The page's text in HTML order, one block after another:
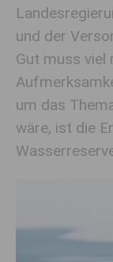
und der
Gut muss viel
um das
wäre, ist die